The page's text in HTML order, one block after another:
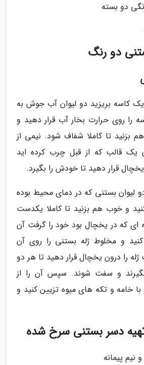
دو بسته
دو رنگ
یک کاسه بریزید دو لیوان آب جوش به
را روی حرارت بخار آب قرار دهید و
بزنید تا کاملا شفاف شود. نیمی از
یک قالب که از قبل چرب کرده اید
قرار دهید تا خودش را بگیرد.
لیوان بستنی که در دمای محیط بوده
و خوب هم بزنید تا کاملا یکدست
ای که در یخچال بود خود را گرفت آن
و مخلوط ژله بستنی را روی آن
ژله را درون یخچال قرار دهید تا هر دو
و سفت شوند. سپس آن را از
خامه و تکه های میوه تزیین کنید و
تهیه دسر بستنی سرخ شده
پیمانه